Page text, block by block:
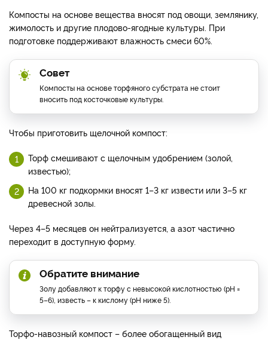
Компосты на основе вещества вносят под овощи, землянику,
жимолость и другие плодово-ягодные культуры. При
подготовке поддерживают влажность смеси 60%.
Совет
Компосты на основе торфяного субстрата не стоит
вносить под косточковые культуры.
Чтобы приготовить щелочной компост:
Торф смешивают с щелочным удобрением (золой,
известью);
На 100 кг подкормки вносят 1–3 кг извести или 3–5 кг
древесной золы.
Через 4–5 месяцев он нейтрализуется, а азот частично
переходит в доступную форму.
Обратите внимание
Золу добавляют к торфу с невысокой кислотностью (pH =
5–6), известь – к кислому (pH ниже 5).
Торфо-навозный компост – более обогащенный вид